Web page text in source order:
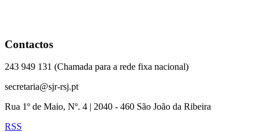
Contactos
243 949 131 (Chamada para a rede fixa nacional)
secretaria@sjr-rsj.pt
Rua 1º de Maio, Nº. 4 | 2040 - 460 São João da Ribeira
RSS